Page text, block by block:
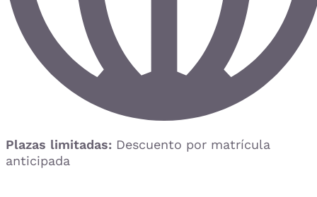
Plazas limitadas: Descuento por matrícula
anticipada